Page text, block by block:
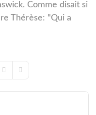
Comme disait si
Thérèse: "Qui a
Next PageLast Page